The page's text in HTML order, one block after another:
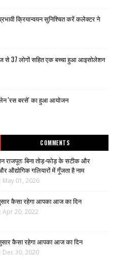
क्रियान्वयन सुनिश्चित करें कलेक्टर ने
से 37 लोगों सहित एक बच्चा हुआ आइसोलेशन
'रस बरसे' का हुआ आयोजन
COMMENTS
राजपूत: बिना तोड़-फोड़ के सटीक और
औद्योगिक गलियारों में गूँजता है नाम
May 01, 2026
कैसा रहेगा आपका आज का दिन
Apr 20, 2022
कैसा रहेगा आपका आज का दिन
Dec 30, 2020